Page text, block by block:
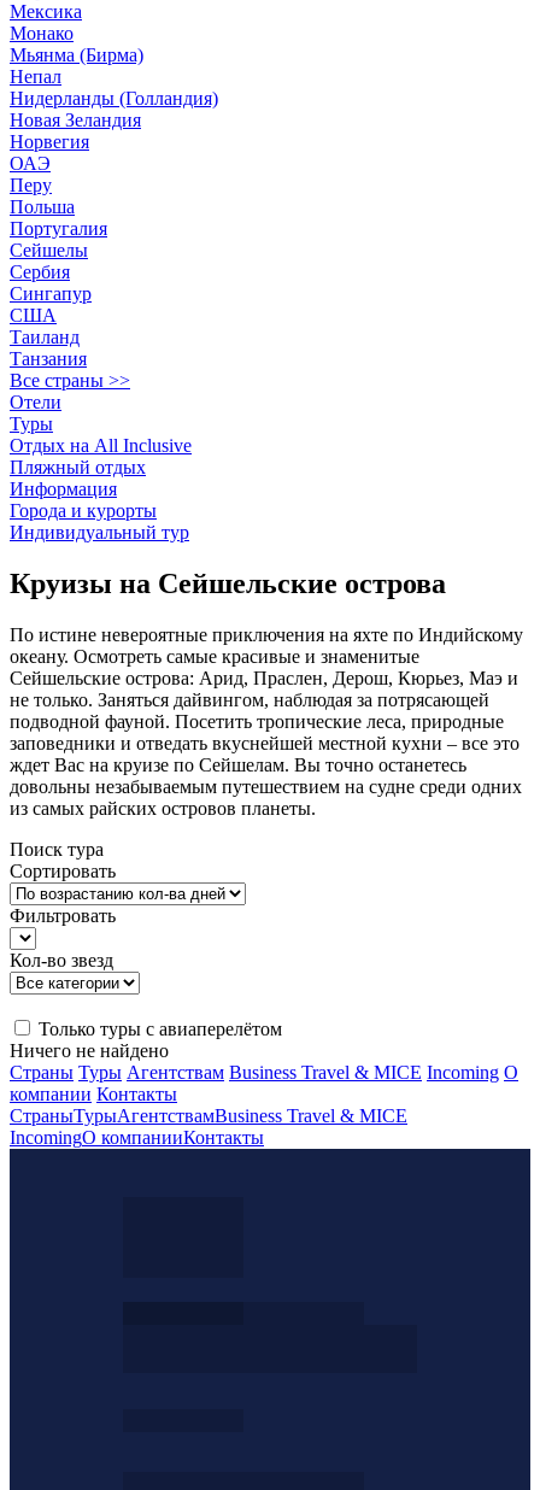
Мексика
Монако
Мьянма (Бирма)
Непал
Нидерланды (Голландия)
Новая Зеландия
Норвегия
ОАЭ
Перу
Польша
Португалия
Сейшелы
Сербия
Сингапур
США
Таиланд
Танзания
Все страны >>
Отели
Туры
Отдых на All Inclusive
Пляжный отдых
Информация
Города и курорты
Индивидуальный тур
Круизы на Сейшельские острова
По истине невероятные приключения на яхте по Индийскому
океану. Осмотреть самые красивые и знаменитые
Сейшельские острова: Арид, Праслен, Дерош, Кюрьез, Маэ и
не только. Заняться дайвингом, наблюдая за потрясающей
подводной фауной. Посетить тропические леса, природные
заповедники и отведать вкуснейшей местной кухни – все это
ждет Вас на круизе по Сейшелам. Вы точно останетесь
довольны незабываемым путешествием на судне среди одних
из самых райских островов планеты.
Поиск тура
Сортировать
Фильтровать
Кол-во звезд
Только туры с авиаперелётом
Ничего не найдено
Страны Туры Агентствам Business Travel & MICE Incoming О
компании Контакты
СтраныТурыАгентствамBusiness Travel & MICE
IncomingО компанииКонтакты